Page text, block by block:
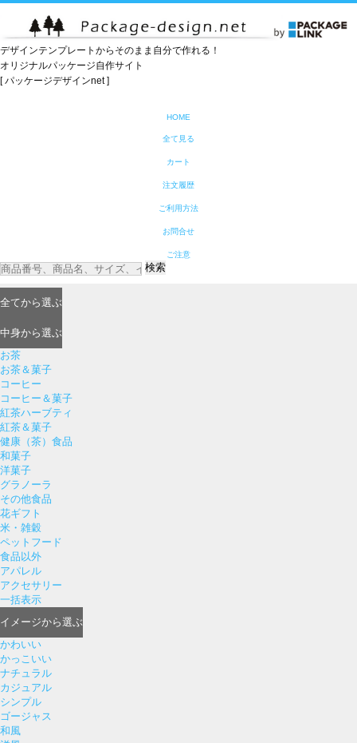
デザインテンプレートからそのまま自分で作れる！
オリジナルパッケージ自作サイト
[ パッケージデザインnet ]
HOME
全て見る
カート
注文履歴
ご利用方法
お問合せ
ご注意
検索
全てから選ぶ
中身から選ぶ
お茶
お茶＆菓子
コーヒー
コーヒー＆菓子
紅茶ハーブティ
紅茶＆菓子
健康（茶）食品
和菓子
洋菓子
グラノーラ
その他食品
花ギフト
米・雑穀
ペットフード
食品以外
アパレル
アクセサリー
一括表示
イメージから選ぶ
かわいい
かっこいい
ナチュラル
カジュアル
シンプル
ゴージャス
和風